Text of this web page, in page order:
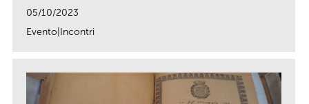
05/10/2023
Evento|Incontri